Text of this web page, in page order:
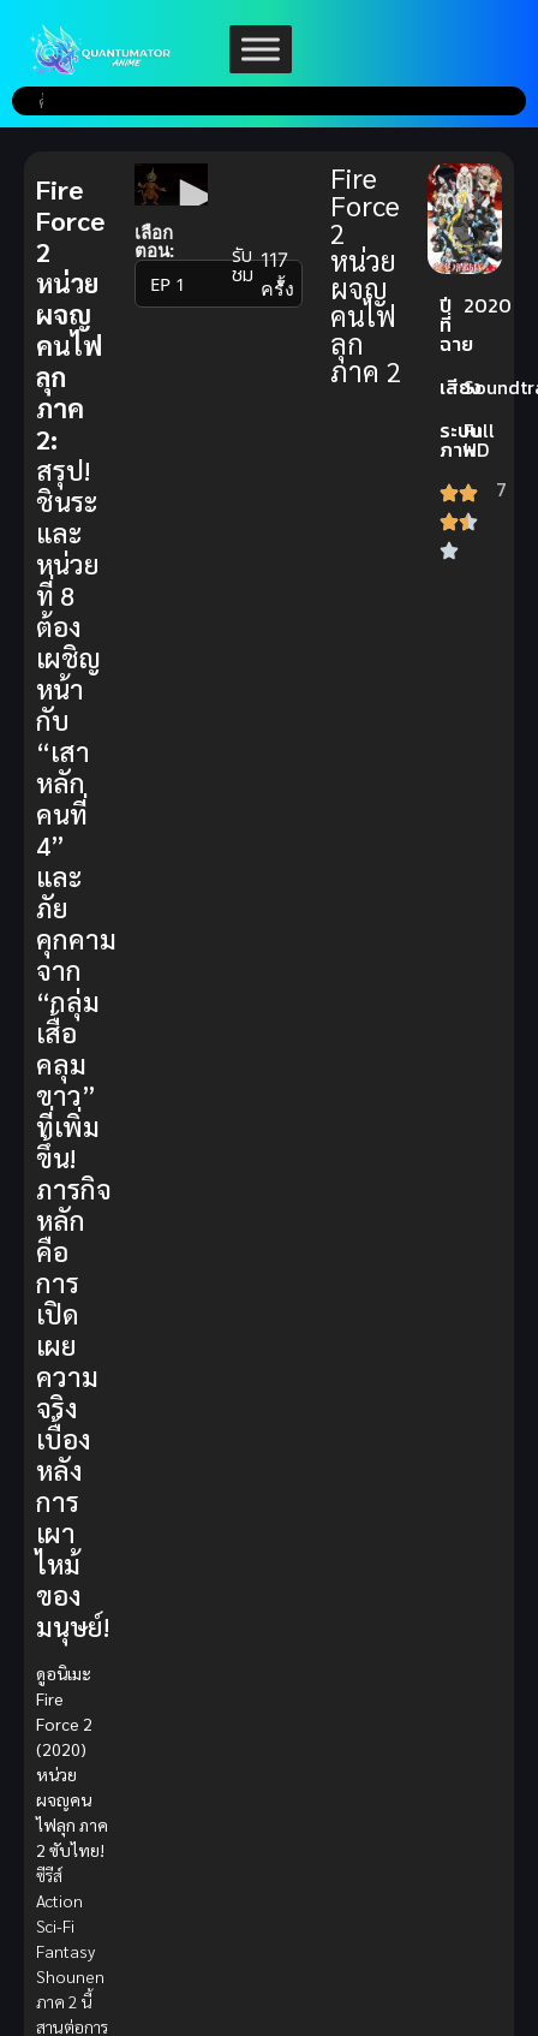
เลือก
ตอน:
▼
รับ
ชม 117
ครั้ง
Fire
Force
2
หน่วย
ผจญ
คนไฟ
ลุก
ภาค 2
ปี
ที่
ฉาย
2020
เสียง
ระบบ
ภาพ
Full
HD
7
Fire
Force
2
หน่วย
ผจญ
คนไฟ
ลุก
ภาค
2:
สรุป!
ชินระ
และ
หน่วย
ที่ 8
ต้อง
เผชิญ
หน้า
กับ
“เสา
หลัก
คนที่
4”
และ
ภัย
คุกคาม
จาก
“กลุ่ม
เสื้อ
คลุม
ขาว”
ที่เพิ่ม
ขึ้น!
ภารกิจ
หลัก
คือ
การ
เปิด
เผย
ความ
จริง
เบื้อง
หลัง
การ
เผา
ไหม้
ของ
มนุษย์!
ดูอนิเมะ
Fire
Force 2
(2020)
หน่วย
ผจญคน
ไฟลุก ภาค
2 ซับไทย!
ซีรีส์
Action
Sci-Fi
Fantasy
Shounen
ภาค 2 นี้
สานต่อการ